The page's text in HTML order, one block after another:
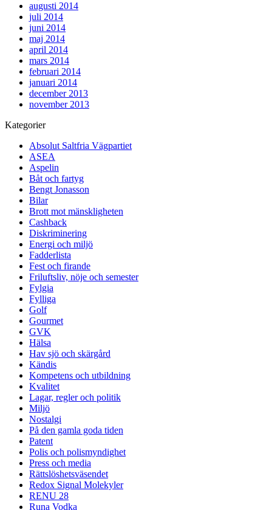
augusti 2014
juli 2014
juni 2014
maj 2014
april 2014
mars 2014
februari 2014
januari 2014
december 2013
november 2013
Kategorier
Absolut Saltfria Vägpartiet
ASEA
Aspelin
Båt och fartyg
Bengt Jonasson
Bilar
Brott mot mänskligheten
Cashback
Diskriminering
Energi och miljö
Fadderlista
Fest och firande
Friluftsliv, nöje och semester
Fylgia
Fylliga
Golf
Gourmet
GVK
Hälsa
Hav sjö och skärgård
Kändis
Kompetens och utbildning
Kvalitet
Lagar, regler och politik
Miljö
Nostalgi
På den gamla goda tiden
Patent
Polis och polismyndighet
Press och media
Rättslöshetsväsendet
Redox Signal Molekyler
RENU 28
Runa Vodka